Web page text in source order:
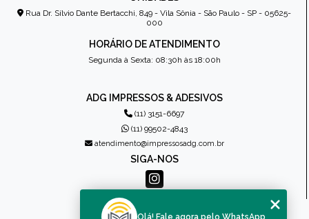
Rua Dr. Sílvio Dante Bertacchi, 849 - Vila Sônia - São Paulo - SP - 05625-
000
HORÁRIO DE ATENDIMENTO
Segunda à Sexta: 08:30h às 18:00h
ADG IMPRESSOS & ADESIVOS
(11) 3151-6697
(11) 99502-4843
atendimento@impressosadg.com.br
SIGA-NOS
MENU
Olá! Fale agora pelo WhatsApp